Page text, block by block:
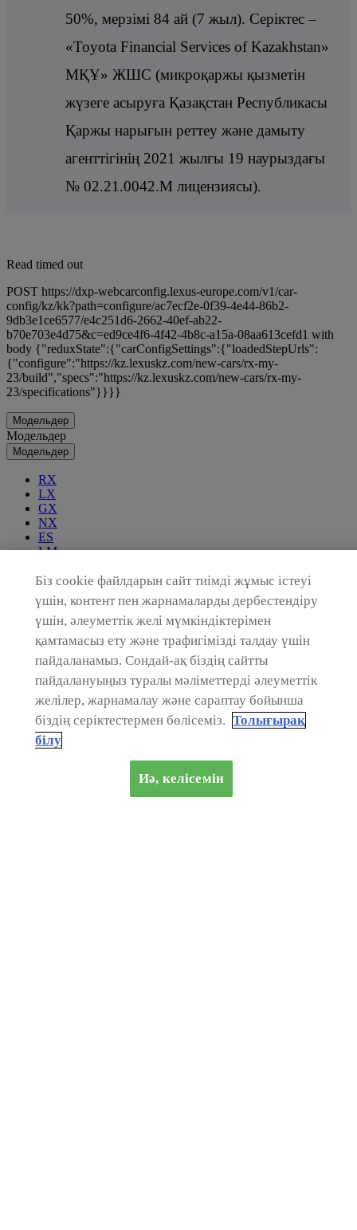
50%, мерзімі 84 ай (7 жыл). Серіктес –
«Toyota Financial Services of Kazakhstan»
МҚҰ» ЖШС (микроқаржы қызметін
жүзеге асыруға Қазақстан Республикасы
Қаржы нарығын реттеу және дамыту
агенттігінің 2021 жылғы 19 наурыздағы
№ 02.21.0042.М лицензиясы).
Read timed out
POST https://dxp-webcarconfig.lexus-europe.com/v1/car-
config/kz/kk?path=configure/ac7ecf2e-0f39-4e44-86b2-
9db3e1ce6577/e4c251d6-2662-40ef-ab22-
b70e703e4d75&c=ed9ce4f6-4f42-4b8c-a15a-08aa613cefd1 with
body {"reduxState":{"carConfigSettings":{"loadedStepUrls":
{"configure":"https://kz.lexuskz.com/new-cars/rx-my-
23/build","specs":"https://kz.lexuskz.com/new-cars/rx-my-
23/specifications"}}}}
Модельдер
Модельдер
Модельдер
RX
LX
GX
NX
ES
LM
Брошюралар мен прайс-қағаздар
Арнайы ұсыныстар
Lexus-пен байланысыңыз
Lexus-пен байланысыңыз
Қолдау көрсету
Өз Lexus-іңізді жасаңыз
Пайдалану бойынша нұсқаулық
Lexus әлемі
Біз cookie файлдарын сайт тиімді жұмыс істеуі
үшін, контент пен жарнамаларды дербестендіру
үшін, әлеуметтік желі мүмкіндіктерімен
қамтамасыз ету және трафигімізді талдау үшін
пайдаланамыз. Сондай-ақ біздің сайтты
пайдалануыңыз туралы мәліметтерді әлеуметтік
желілер, жарнамалау және сараптау бойынша
біздің серіктестермен бөлісеміз. Толығырақ
білу
Иә, келісемін